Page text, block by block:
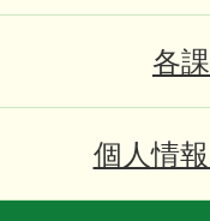
各
個人情